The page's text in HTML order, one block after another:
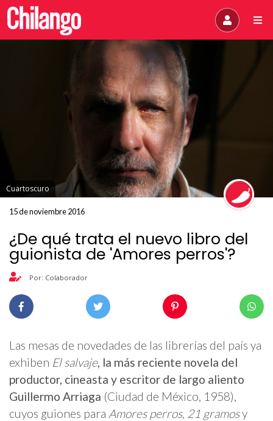
Cuartoscuro
15 de noviembre 2016
¿De qué trata el nuevo libro del
guionista de 'Amores perros'?
Por: Colaborador
Las mesas de novedades de las librerías del país ya
exhiben El salvaje, la más reciente novela del
productor, cineasta y escritor de largo aliento
Guillermo Arriaga (Ciudad de México, 1958),
cuyos guiones para Amores perros, 21 gramosy